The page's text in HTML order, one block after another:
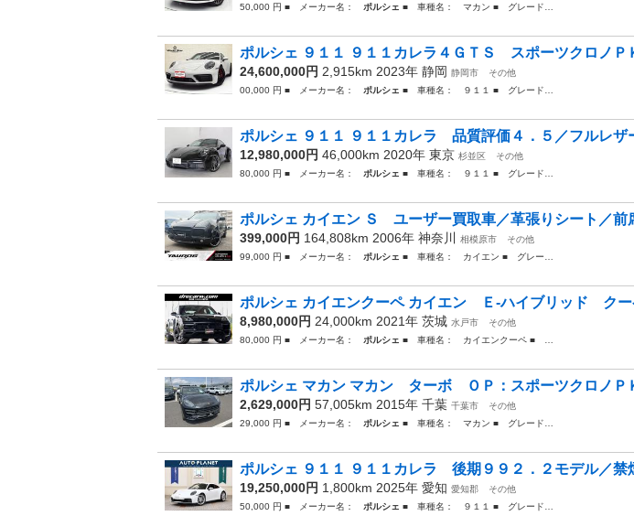
50,000 円 ■ メーカー名： ポルシェ ■ 車種名： マカン ■ グレード…
ポルシェ ９１１ ９１１カレラ４ＧＴＳ スポーツクロノ
24,600,000円 2,915km 2023年 静岡 静岡市
その他
00,000 円 ■ メーカー名： ポルシェ ■ 車種名： ９１１ ■ グレード…
ポルシェ ９１１ ９１１カレラ 品質評価４．５／フルレザ
12,980,000円 46,000km 2020年 東京 杉並区
その他
80,000 円 ■ メーカー名： ポルシェ ■ 車種名： ９１１ ■ グレード…
ポルシェ カイエン Ｓ ユーザー買取車／革張りシート／前
399,000円 164,808km 2006年 神奈川 相模原市
その他
99,000 円 ■ メーカー名： ポルシェ ■ 車種名： カイエン ■ グレー…
ポルシェ カイエンクーペ カイエン Ｅ‐ハイブリッド ク
8,980,000円 24,000km 2021年 茨城 水戸市
その他
80,000 円 ■ メーカー名： ポルシェ ■ 車種名： カイエンクーペ ■ …
ポルシェ マカン マカン ターボ ＯＰ：スポーツクロノ
2,629,000円 57,005km 2015年 千葉 千葉市
その他
29,000 円 ■ メーカー名： ポルシェ ■ 車種名： マカン ■ グレード…
ポルシェ ９１１ ９１１カレラ 後期９９２．２モデル／禁
19,250,000円 1,800km 2025年 愛知 愛知郡
その他
50,000 円 ■ メーカー名： ポルシェ ■ 車種名： ９１１ ■ グレード…